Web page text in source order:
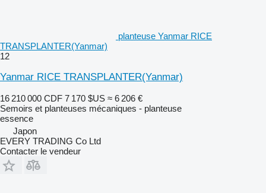
planteuse Yanmar RICE
TRANSPLANTER(Yanmar)
12
Yanmar RICE TRANSPLANTER(Yanmar)
16 210 000 CDF 7 170 $US ≈ 6 206 €
Semoirs et planteuses mécaniques - planteuse
essence
Japon
EVERY TRADING Co Ltd
Contacter le vendeur